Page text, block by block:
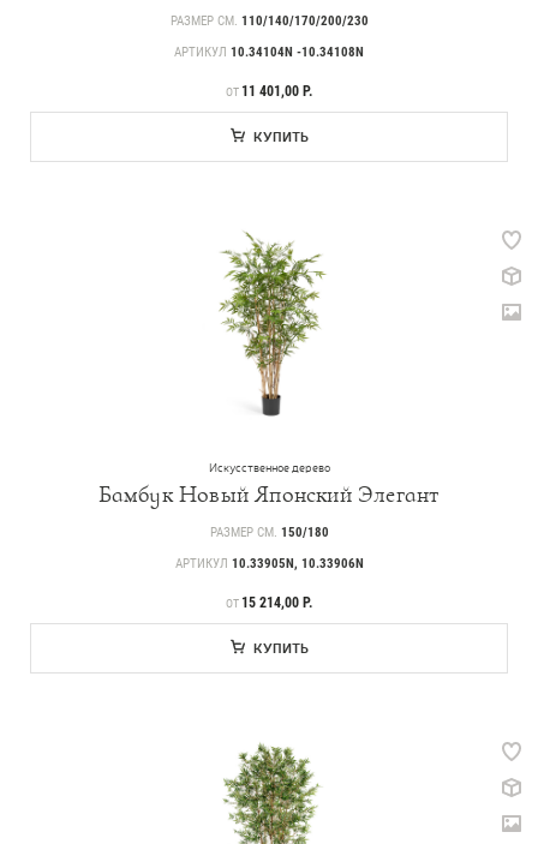
РАЗМЕР СМ. 110/140/170/200/230
АРТИКУЛ 10.34104N -10.34108N
ЦЕНА
ОТ 11 401,00 Р.
КУПИТЬ
Искусственное дерево
Бамбук Новый Японский Элегант
РАЗМЕР СМ. 150/180
АРТИКУЛ 10.33905N, 10.33906N
ЦЕНА
ОТ 15 214,00 Р.
КУПИТЬ